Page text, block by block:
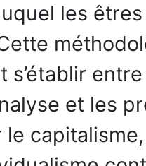
les
s’établir
et les
le